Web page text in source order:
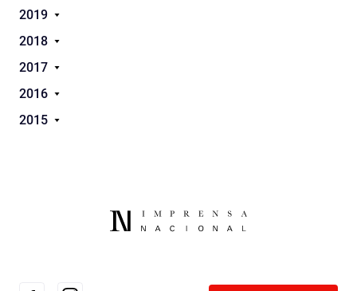
2019
2018
2017
2016
2015